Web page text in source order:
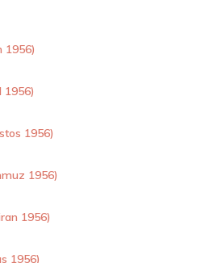
1956)
1956)
1956)
1956)
1956)
1956)